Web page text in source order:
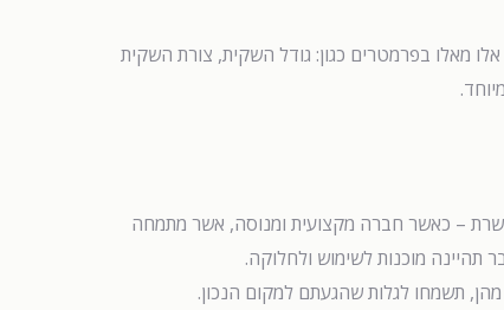
מאלו בפרמטרים כגון: גודל השקית, צורת השקית
– כאשר חברה מקצועית ומנוסה, אשר מתמחה
מוכנות לשימוש ולחלוקה.
תשמחו לגלות שהגעתם למקום הנכון.